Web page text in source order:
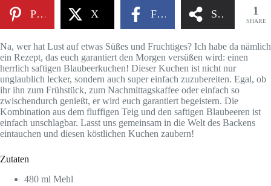
Pinterest X Facebook Share 1
SHARE
Na, wer hat Lust auf etwas Süßes und Fruchtiges? Ich habe da nämlich
ein Rezept, das euch garantiert den Morgen versüßen wird: einen
herrlich saftigen Blaubeerkuchen! Dieser Kuchen ist nicht nur
unglaublich lecker, sondern auch super einfach zuzubereiten. Egal, ob
ihr ihn zum Frühstück, zum Nachmittagskaffee oder einfach so
zwischendurch genießt, er wird euch garantiert begeistern. Die
Kombination aus dem fluffigen Teig und den saftigen Blaubeeren ist
einfach unschlagbar. Lasst uns gemeinsam in die Welt des Backens
eintauchen und diesen köstlichen Kuchen zaubern!
Zutaten
480 ml Mehl